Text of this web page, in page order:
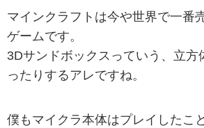
マインクラフトは今や世界で一番
ゲームです。
3Dサンドボックスっていう、立方
ったりするアレですね。
僕もマイクラ本体はプレイしたこ